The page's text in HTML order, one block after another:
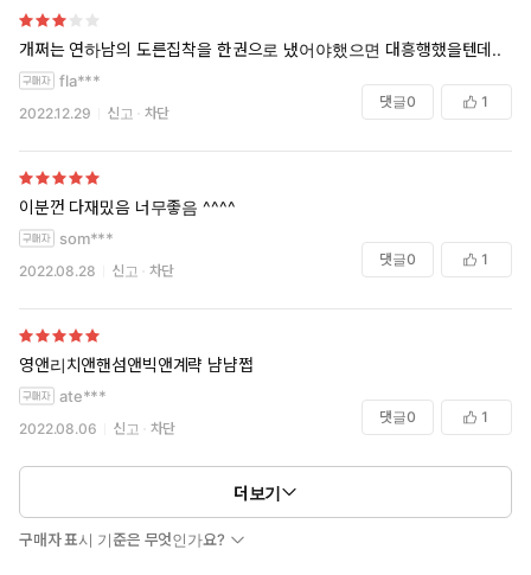
개쩌는 연하남의 도른집착을 한권으로 냈어야했으면 대흥행했을텐데..
fla***
2022.12.29 신고 차단
댓글0 1
이분껀 다재밌음 너무좋음 ^^^^
som***
2022.08.28 신고 차단
댓글0 1
영앤리치앤핸섬앤빅앤계략 냠냠쩝
ate***
2022.08.06 신고 차단
댓글0 1
더보기
구매자 표시 기준은 무엇인가요?